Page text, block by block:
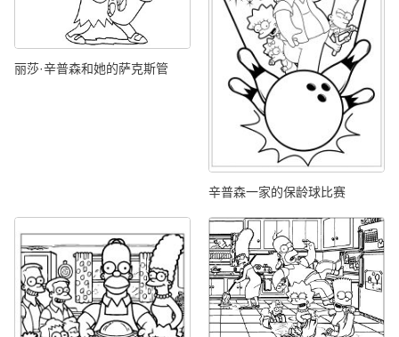
丽莎·辛普森和她的萨克斯管
辛普森一家的保龄球比赛